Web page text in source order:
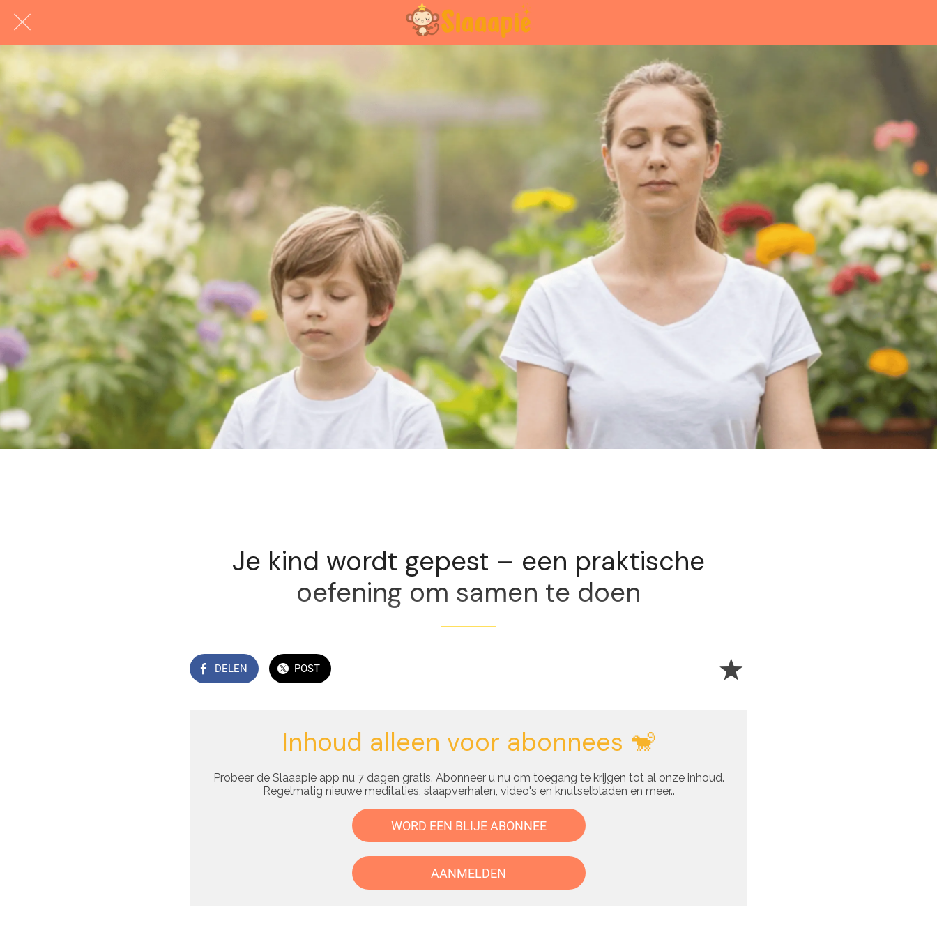
Je kind wordt gepest – een praktische
oefening om samen te doen
DELEN POST
Inhoud alleen voor abonnees 🐒
Probeer de Slaaapie app nu 7 dagen gratis. Abonneer u nu om toegang te krijgen tot al onze inhoud.
Regelmatig nieuwe meditaties, slaapverhalen, video's en knutselbladen en meer..
WORD EEN BLIJE ABONNEE
AANMELDEN